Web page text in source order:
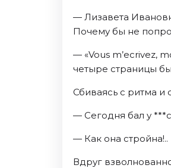
Декабрь 2026
— Лизавета
Почему бы не
— «Vous m’ecrivez,
четыре страницы
Сбиваясь с ритма и
— Сегодня бал у
— Как она
Вдруг